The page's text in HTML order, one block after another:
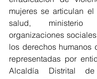
mujeres se articulan el
salud,
organizaciones
los derechos humanos
representadas por
Alcaldía Distrital de